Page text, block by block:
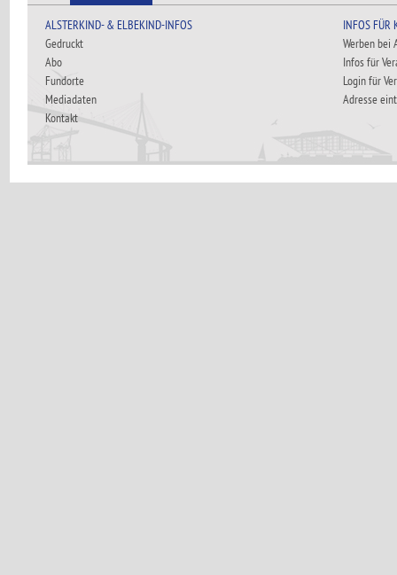
ALSTERKIND- & ELBEKIND-INFOS
Gedruckt
Abo
Fundorte
Mediadaten
Kontakt
INFOS FÜR
Werben bei
Infos für
Login für
Adresse